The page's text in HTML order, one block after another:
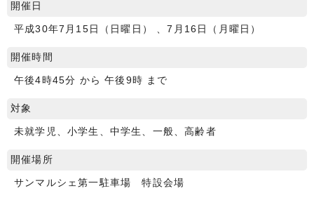
開催日
平成30年7月15日（日曜日） 、7月16日（月曜日）
開催時間
午後4時45分 から 午後9時 まで
対象
未就学児、小学生、中学生、一般、高齢者
開催場所
サンマルシェ第一駐車場 特設会場